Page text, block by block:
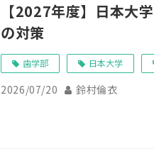
【2027年度】日本大
の対策
歯学部 日本大学
2026/07/20 鈴村倫衣